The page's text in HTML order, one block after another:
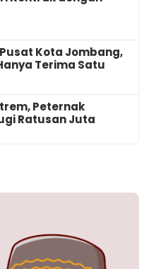
Kota Jombang,
Terima Satu
Peternak
Ratusan Juta